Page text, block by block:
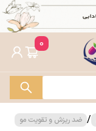
0
/ ضد ریزش و تقویت مو